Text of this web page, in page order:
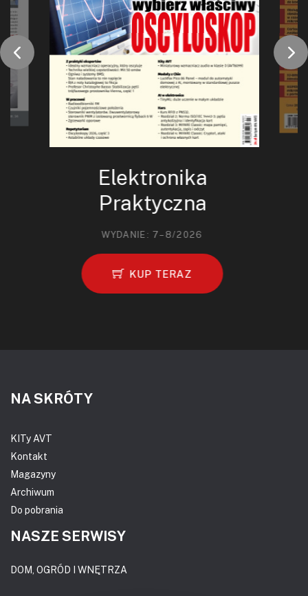
Elektronika
Praktyczna
WYDANIE: 7–8/2026
KUP TERAZ
NA SKRÓTY
KITy AVT
Kontakt
Magazyny
Archiwum
Do pobrania
NASZE SERWISY
DOM, OGRÓD I WNĘTRZA